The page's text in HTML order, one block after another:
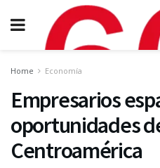
Home Economía
Empresarios
oportunidades
Centroamérica